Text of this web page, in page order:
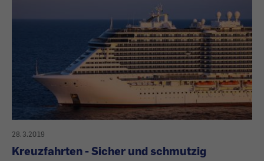
28.3.2019
Kreuzfahrten - Sicher und schmutzig